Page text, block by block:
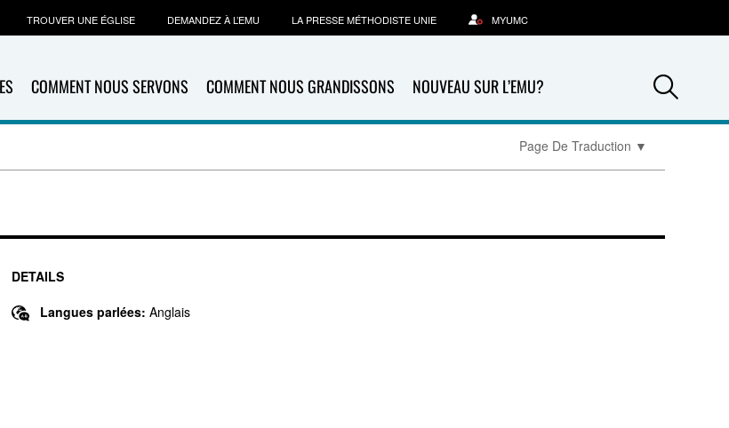
COMMENT NOUS SERVONS COMMENT NOUS GRANDISSONS NOUVEAU SUR L’EMU?
TROUVER UNE ÉGLISE DEMANDEZ À L’EMU LA PRESSE MÉTHODISTE UNIE MYUMC
Page De Traduction ▼
DETAILS
Langues parlées: Anglais